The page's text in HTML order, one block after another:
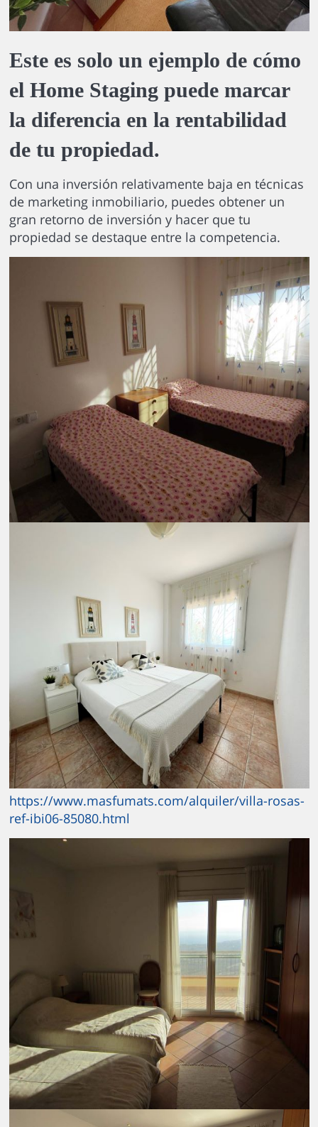
Este es solo un ejemplo de cómo
el Home Staging puede marcar
la diferencia en la rentabilidad
de tu propiedad.
Con una inversión relativamente baja en técnicas
de marketing inmobiliario, puedes obtener un
gran retorno de inversión y hacer que tu
propiedad se destaque entre la competencia.
https://www.masfumats.com/alquiler/villa-rosas-
ref-ibi06-85080.html